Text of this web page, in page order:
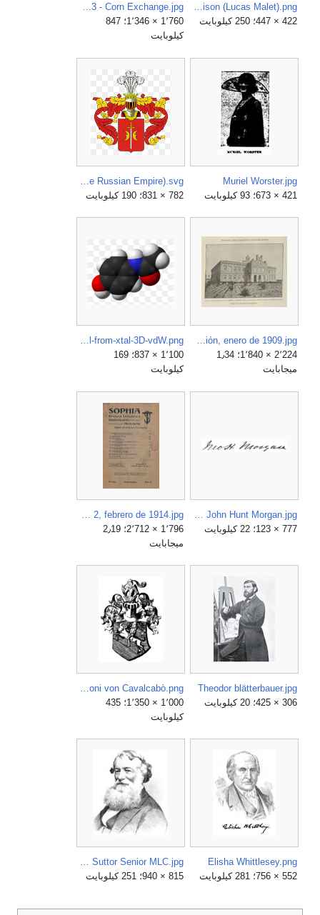
Mary St. Leger Kingsley Harrison (Lucas Malet).png
422 × 447؛ 250 كيلوبايت
Microcosm of London Plate 033 - Corn Exchange.jpg
1٬760 × 1٬346؛ 847
كيلوبايت
Muriel Worster.jpg
421 × 673؛ 93 كيلوبايت
782 × 831؛ 190 كيلوبايت
Pabellón de administración. Asilo de San José para epilépticos, en las Piqueñas, Carabanchel, de Enrique Fort y Guyenet y Federico Aparici, Arquitectura y Construcción, enero de 1909.jpg
2٬224 × 1٬840؛ 1٫34
ميجابايت
Paracetamol-from-xtal-3D-vdW.png
1٬100 × 837؛ 169
كيلوبايت
777 × 123؛ 22 كيلوبايت
1٬796 × 2٬712؛ 2٫19
ميجابايت
Theodor blätterbauer.jpg
306 × 425؛ 20 كيلوبايت
1٬000 × 1٬350؛ 435
كيلوبايت
Elisha Whittlesey.png
552 × 756؛ 281 كيلوبايت
William Henry Suttor Senior MLC.jpg
815 × 940؛ 251 كيلوبايت